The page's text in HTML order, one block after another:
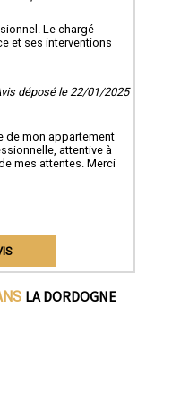
Le chargé
et ses interventions
déposé le 22/01/2025
de mon appartement
attentive à
mes attentes. Merci
LA DORDOGNE